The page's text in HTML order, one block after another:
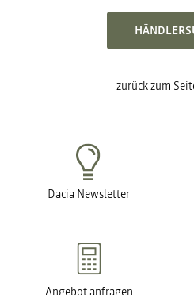
zurück zum
Dacia Newsletter
Angebot anfragen